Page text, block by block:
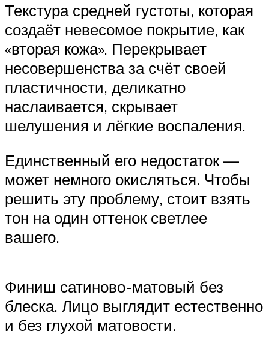
Текстура средней густоты, которая
создаёт невесомое покрытие, как
«вторая кожа». Перекрывает
несовершенства за счёт своей
пластичности, деликатно
наслаивается, скрывает
шелушения и лёгкие воспаления.
Единственный его недостаток —
может немного окисляться. Чтобы
решить эту проблему, стоит взять
тон на один оттенок светлее
вашего.
Финиш сатиново-матовый без
блеска. Лицо выглядит естественно
и без глухой матовости.